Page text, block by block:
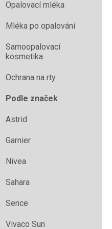
Opalovací mléka
Mléka po opalování
Samoopalovací
kosmetika
Ochrana na rty
Podle značek
Astrid
Garnier
Nivea
Sahara
Sence
Vivaco Sun